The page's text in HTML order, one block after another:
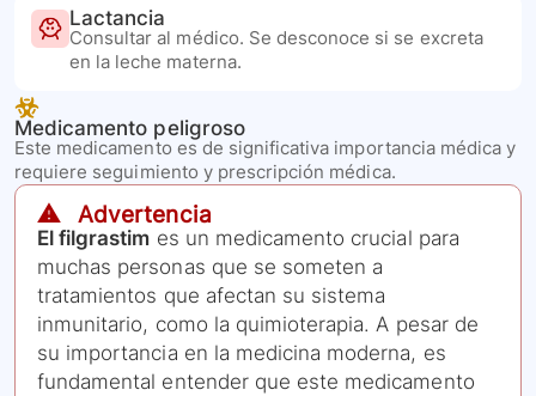
Lactancia
Consultar al médico. Se desconoce si se excreta
en la leche materna.
Medicamento peligroso
Este medicamento es de significativa importancia médica y
requiere seguimiento y prescripción médica.
⚠️ Advertencia
El filgrastim es un medicamento crucial para
muchas personas que se someten a
tratamientos que afectan su sistema
inmunitario, como la quimioterapia. A pesar de
su importancia en la medicina moderna, es
fundamental entender que este medicamento